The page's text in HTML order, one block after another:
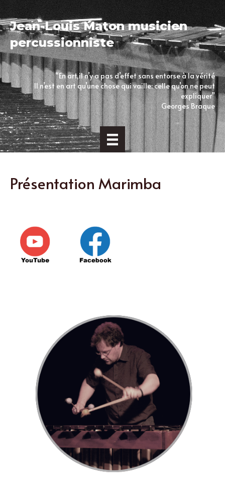
Jean-Louis Maton musicien
percussionniste
“En art,il n’y a pas d’effet sans entorse à la vérité
Il n’est en art qu’une chose qui vaille: celle qu’on ne peut
expliquer”
Georges Braque
Présentation Marimba